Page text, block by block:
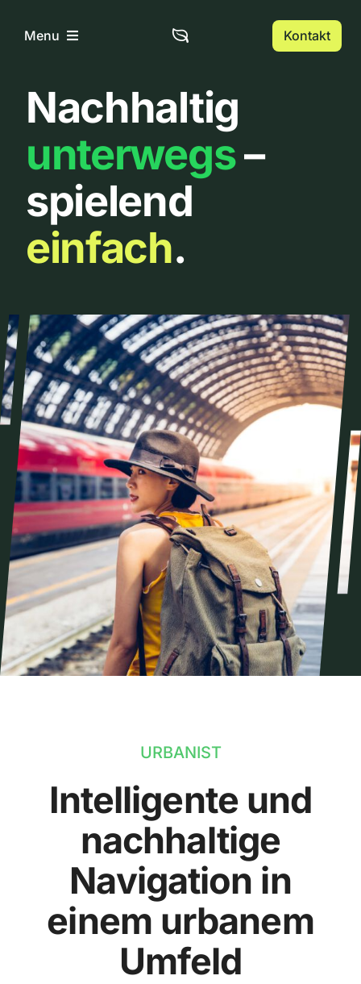
InhaltMenu
Home
Über uns
Urbanlist
Kontakt
Nachhaltig
unterwegs–
spielend
einfach.
URBANIST
Intelligente und
nachhaltige
Navigation in
einem urbanem
Umfeld